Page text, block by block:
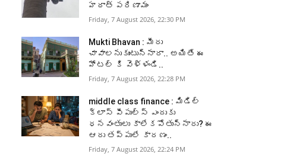
హఠాత్ పరిణామం
Friday, 7 August 2026, 22:30 PM
Mukti Bhavan : మీరు
చావాలనుకుంటున్నారా.. అయితే ఈ
హోటల్ కి వెళ్ళండి..
Friday, 7 August 2026, 22:28 PM
middle class finance : మిడిల్
క్లాస్ పీపుల్స్ ఎందుకు
ధనవంతులు కాలేకపోతున్నారు? ఈ
ఆరు తప్పులే కారణం..
Friday, 7 August 2026, 22:24 PM